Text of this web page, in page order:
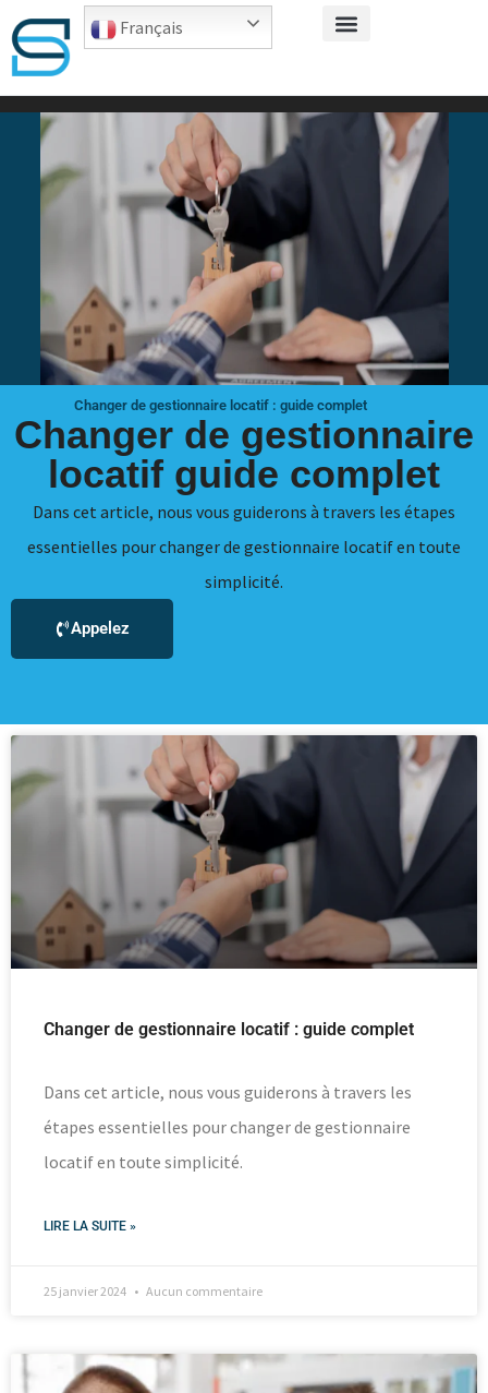
Français
Changer de gestionnaire locatif : guide complet
Changer de gestionnaire
locatif guide complet
Dans cet article, nous vous guiderons à travers les étapes
essentielles pour changer de gestionnaire locatif en toute
simplicité.
Appelez
Changer de gestionnaire locatif : guide complet
Dans cet article, nous vous guiderons à travers les
étapes essentielles pour changer de gestionnaire
locatif en toute simplicité.
LIRE LA SUITE »
25 janvier 2024 Aucun commentaire